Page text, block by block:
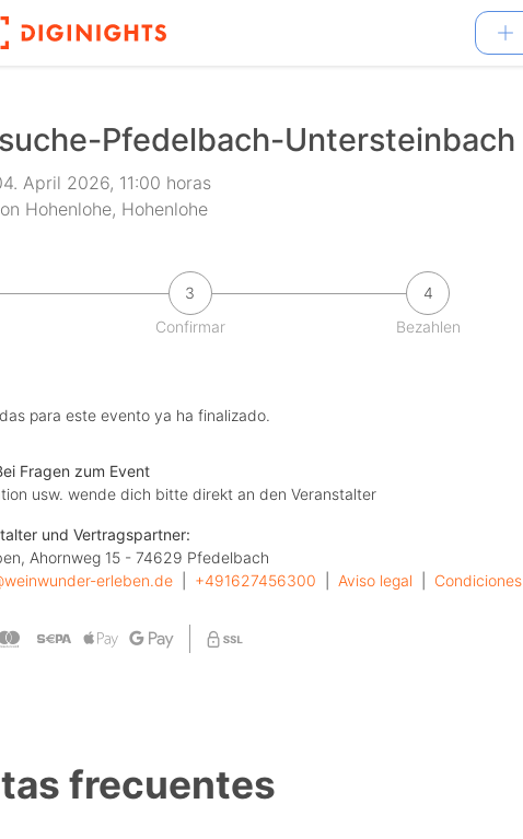
Pfedelbach-Untersteinbach
April 2026, 11:00 horas
Hohenlohe, Hohenlohe
3
Confirmar
4
Bezahlen
para este evento ya ha finalizado.
Fragen zum Event
usw. wende dich bitte direkt an den Veranstalter
und Vertragspartner:
Ahornweg 15 - 74629 Pfedelbach
erleben.de
  |
+491627456300 Aviso legal Condiciones
frecuentes